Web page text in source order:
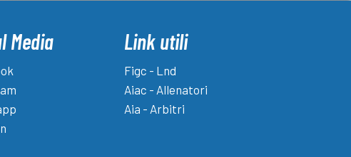
Media Link utili
Figc - Lnd
Aiac - Allenatori
Aia - Arbitri